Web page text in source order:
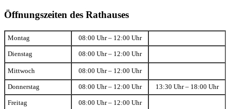
Öffnungszeiten des Rathauses
Montag 08:00 Uhr – 12:00 Uhr
Dienstag 08:00 Uhr – 12:00 Uhr
Mittwoch 08:00 Uhr – 12:00 Uhr
Donnerstag 08:00 Uhr – 12:00 Uhr 13:30 Uhr – 18:00 Uhr
Freitag 08:00 Uhr – 12:00 Uhr